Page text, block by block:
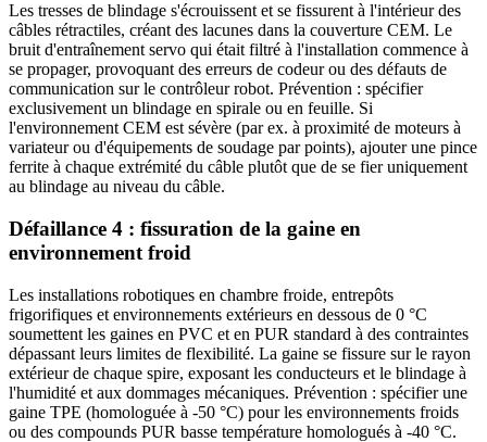
Les tresses de blindage s'écrouissent et se fissurent à l'intérieur des
câbles rétractiles, créant des lacunes dans la couverture CEM. Le
bruit d'entraînement servo qui était filtré à l'installation commence à
se propager, provoquant des erreurs de codeur ou des défauts de
communication sur le contrôleur robot. Prévention : spécifier
exclusivement un blindage en spirale ou en feuille. Si
l'environnement CEM est sévère (par ex. à proximité de moteurs à
variateur ou d'équipements de soudage par points), ajouter une pince
ferrite à chaque extrémité du câble plutôt que de se fier uniquement
au blindage au niveau du câble.
Défaillance 4 : fissuration de la gaine en
environnement froid
Les installations robotiques en chambre froide, entrepôts
frigorifiques et environnements extérieurs en dessous de 0 °C
soumettent les gaines en PVC et en PUR standard à des contraintes
dépassant leurs limites de flexibilité. La gaine se fissure sur le rayon
extérieur de chaque spire, exposant les conducteurs et le blindage à
l'humidité et aux dommages mécaniques. Prévention : spécifier une
gaine TPE (homologuée à -50 °C) pour les environnements froids
ou des compounds PUR basse température homologués à -40 °C.